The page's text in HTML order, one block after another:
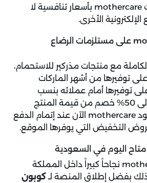
يوفر الكوبون منتجات mothercare بأسعار تنافسية لا
الأخرى.
كود خصم mothercare على مستلزمات الرضاع
مع منتجات مذركير للاستحمام،
توفيرها من أشهر الماركات
توفيرها أمام عملائه بنسب
تخفيض قوية تصل إلى 50% خصم من قيمة المنتج
الحقيقية، استخدام كود mothercare الآن عند إتمام الدفع
التخفيض التي يوفرها الموقع.
اليوم في السعودية
حققت منصة mothercare نجاحاً كبيراً داخل المملكة
بفضل إطلاق المنصة لـكوبون